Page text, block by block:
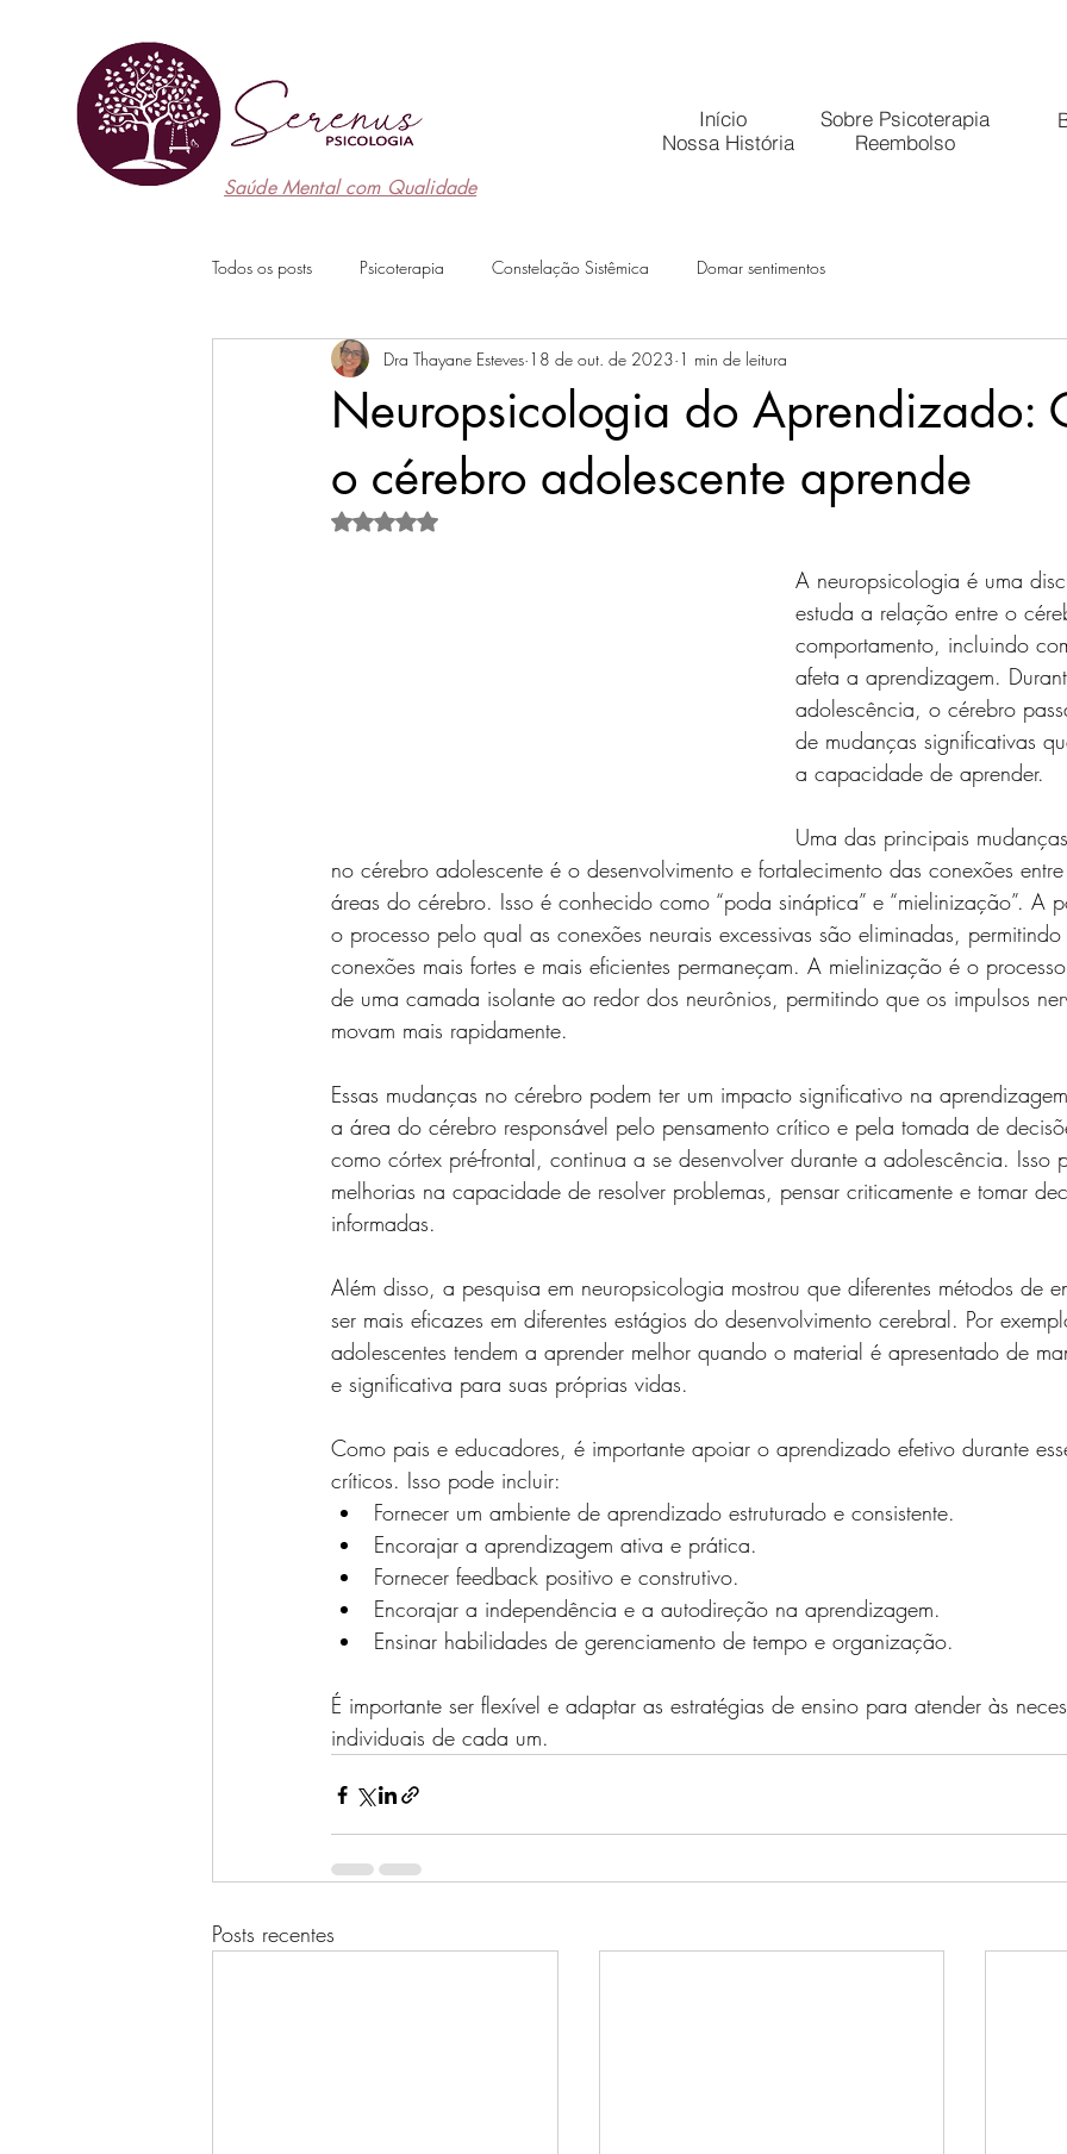
Saúde Mental com Qualidade
Início
Sobre Psicoterapia
Reembolso
Nossa História
Todos os posts Psicoterapia Constelação Sistêmica Domar sentimentos
Neuropsicologia do Aprendizado:
o cérebro adolescente aprende
Dra Thayane Esteves 18 de out. de 2023 1 min de leitura
Avaliado com NaN de 5 estrelas.
A neuropsicologia é uma
estuda a relação entre o
comportamento, incluindo
afeta a aprendizagem.
adolescência, o cérebro
de mudanças significativas
a capacidade de aprender.
Uma das principais
no cérebro adolescente é o desenvolvimento e fortalecimento das conexões entre
áreas do cérebro. Isso é conhecido como “poda sináptica” e “mielinização”. A
o processo pelo qual as conexões neurais excessivas são eliminadas,
conexões mais fortes e mais eficientes permaneçam. A mielinização é o
de uma camada isolante ao redor dos neurônios, permitindo que os impulsos
movam mais rapidamente.
Essas mudanças no cérebro podem ter um impacto significativo na
a área do cérebro responsável pelo pensamento crítico e pela tomada de
como córtex pré-frontal, continua a se desenvolver durante a adolescência. Isso
melhorias na capacidade de resolver problemas, pensar criticamente e tomar
informadas.
Além disso, a pesquisa em neuropsicologia mostrou que diferentes métodos de
ser mais eficazes em diferentes estágios do desenvolvimento cerebral. Por
adolescentes tendem a aprender melhor quando o material é apresentado de
e significativa para suas próprias vidas.
Como pais e educadores, é importante apoiar o aprendizado efetivo durante
críticos. Isso pode incluir:
Fornecer um ambiente de aprendizado estruturado e consistente.
Encorajar a aprendizagem ativa e prática.
Fornecer feedback positivo e construtivo.
Encorajar a independência e a autodireção na aprendizagem.
Ensinar habilidades de gerenciamento de tempo e organização.
É importante ser flexível e adaptar as estratégias de ensino para atender às
individuais de cada um.
Posts recentes